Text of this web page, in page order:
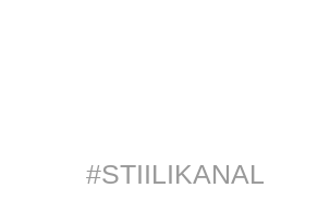
#STIILIKANAL